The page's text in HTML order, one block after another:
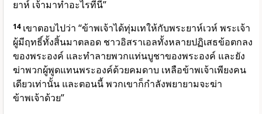
ยาห์ เจ้ามาทำอะไรที่นี่”
14 เขาตอบไปว่า “ข้าพเจ้าได้ทุ่มเทให้กับพระยาห์เวห์ พระเจ้า
ผู้มีฤทธิ์ทั้งสิ้นมาตลอด ชาวอิสราเอลทั้งหลายปฏิเสธข้อตกลง
ของพระองค์ และทำลายพวกแท่นบูชาของพระองค์ และยัง
ฆ่าพวกผู้พูดแทนพระองค์ด้วยคมดาบ เหลือข้าพเจ้าเพียงคน
เดียวเท่านั้น และตอนนี้ พวกเขาก็กำลังพยายามจะฆ่า
ข้าพเจ้าด้วย”